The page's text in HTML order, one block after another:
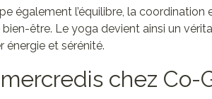
également l’équilibre, la coordination
être. Le yoga devient ainsi un
énergie et sérénité.
chez Co-